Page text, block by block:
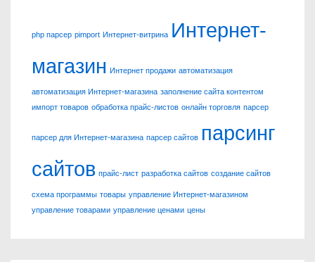
php парсер pimport Интернет-витрина Интернет-
магазин
Интернет продажи автоматизация
автоматизация Интернет-магазина заполнение сайта контентом
импорт товаров обработка прайс-листов онлайн торговля парсер
парсер для Интернет-магазина парсер сайтов парсинг
сайтов прайс-лист разработка сайтов создание сайтов
схема программы товары управление Интернет-магазином
управление товарами управление ценами цены